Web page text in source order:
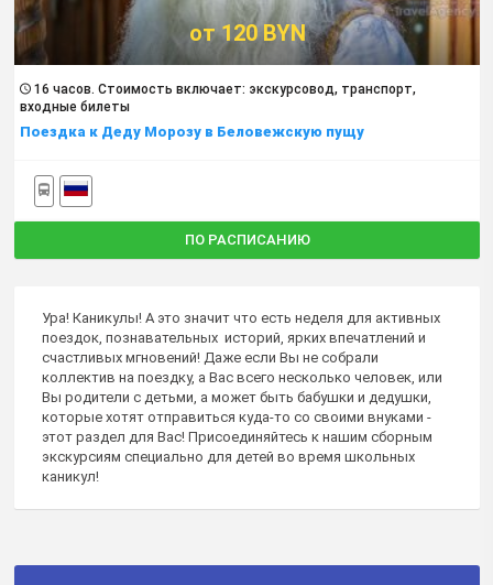
от 120 BYN
16 часов. Cтоимость включает: экскурсовод, транспорт,
входные билеты
Поездка к Деду Морозу в Беловежскую пущу
ПО РАСПИСАНИЮ
Ура! Каникулы! А это значит что есть неделя для активных
поездок, познавательных историй, ярких впечатлений и
счастливых мгновений! Даже если Вы не собрали
коллектив на поездку, а Вас всего несколько человек, или
Вы родители с детьми, а может быть бабушки и дедушки,
которые хотят отправиться куда-то со своими внуками -
этот раздел для Вас! Присоединяйтесь к нашим сборным
экскурсиям специально для детей во время школьных
каникул!